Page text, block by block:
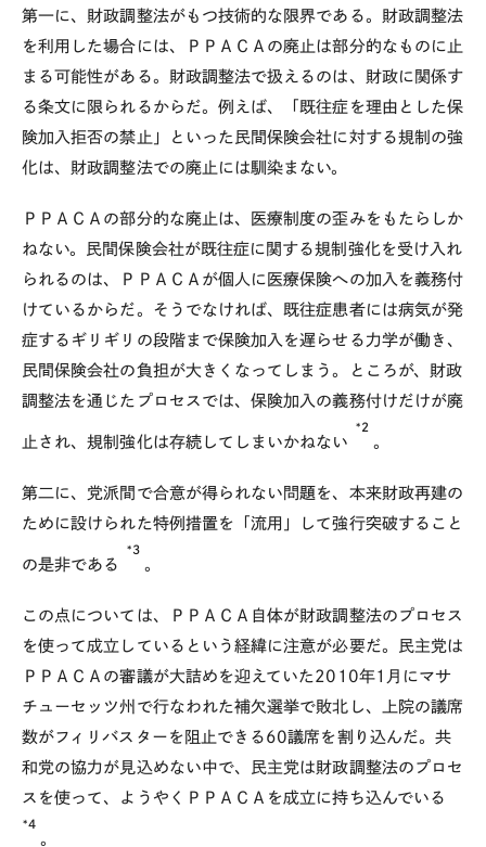
第一に、財政調整法がもつ技術的な限界である。財政調整法
を利用した場合には、ＰＰＡＣＡの廃止は部分的なものに止
まる可能性がある。財政調整法で扱えるのは、財政に関係す
る条文に限られるからだ。例えば、「既往症を理由とした保
険加入拒否の禁止」といった民間保険会社に対する規制の強
化は、財政調整法での廃止には馴染まない。
ＰＰＡＣＡの部分的な廃止は、医療制度の歪みをもたらしか
ねない。民間保険会社が既往症に関する規制強化を受け入れ
られるのは、ＰＰＡＣＡが個人に医療保険への加入を義務付
けているからだ。そうでなければ、既往症患者には病気が発
症するギリギリの段階まで保険加入を遅らせる力学が働き、
民間保険会社の負担が大きくなってしまう。ところが、財政
調整法を通じたプロセスでは、保険加入の義務付けだけが廃
止され、規制強化は存続してしまいかねない
*2
。
第二に、党派間で合意が得られない問題を、本来財政再建の
ために設けられた特例措置を「流用」して強行突破すること
の是非である
*3
。
この点については、ＰＰＡＣＡ自体が財政調整法のプロセス
を使って成立しているという経緯に注意が必要だ。民主党は
ＰＰＡＣＡの審議が大詰めを迎えていた2010年1月にマサ
チューセッツ州で行なわれた補欠選挙で敗北し、上院の議席
数がフィリバスターを阻止できる60議席を割り込んだ。共
和党の協力が見込めない中で、民主党は財政調整法のプロセ
スを使って、ようやくＰＰＡＣＡを成立に持ち込んでいる
*4
。